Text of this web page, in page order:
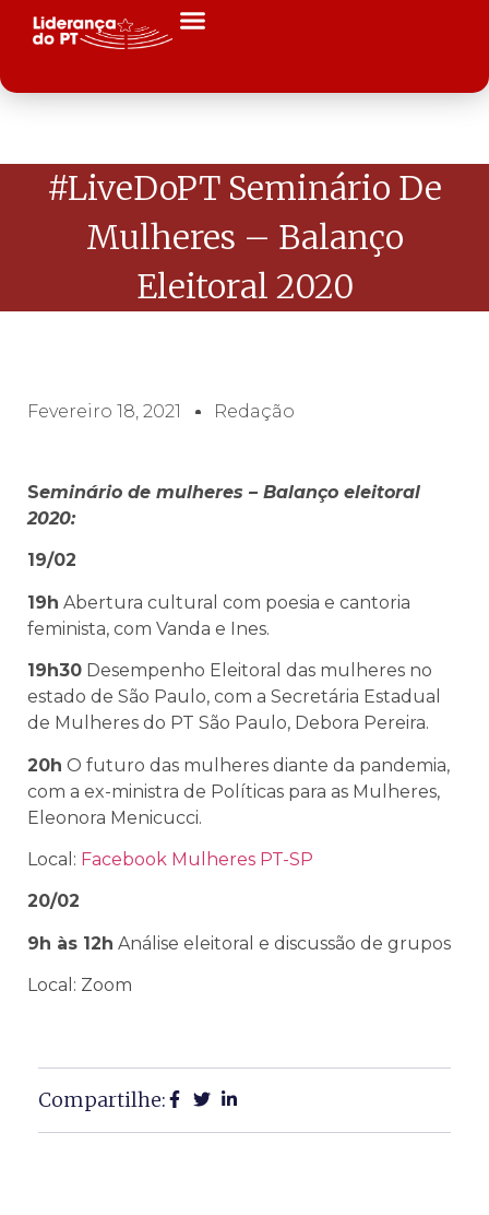
#LiveDoPT Seminário De
Mulheres – Balanço
Eleitoral 2020
Fevereiro 18, 2021 Redação
Seminário de mulheres – Balanço eleitoral
2020:
19/02
19h Abertura cultural com poesia e cantoria
feminista, com Vanda e Ines.
19h30 Desempenho Eleitoral das mulheres no
estado de São Paulo, com a Secretária Estadual
de Mulheres do PT São Paulo, Debora Pereira.
20h O futuro das mulheres diante da pandemia,
com a ex-ministra de Políticas para as Mulheres,
Eleonora Menicucci.
Local: Facebook Mulheres PT-SP
20/02
9h às 12h Análise eleitoral e discussão de grupos
Local: Zoom
Compartilhe: